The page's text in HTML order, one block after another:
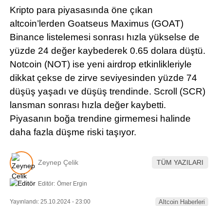
LinkedIn
Telegram
Kripto para piyasasında öne çıkan
altcoin’lerden Goatseus Maximus (GOAT)
Binance listelemesi sonrası hızla yükselse de
yüzde 24 değer kaybederek 0.65 dolara düştü.
Notcoin (NOT) ise yeni airdrop etkinlikleriyle
dikkat çekse de zirve seviyesinden yüzde 74
düşüş yaşadı ve düşüş trendinde. Scroll (SCR)
lansman sonrası hızla değer kaybetti.
Piyasanın boğa trendine girmemesi halinde
daha fazla düşme riski taşıyor.
Zeynep Çelik TÜM YAZILARI
Editör: Ömer Ergin
Yayınlandı: 25.10.2024 - 23:00
Altcoin Haberleri